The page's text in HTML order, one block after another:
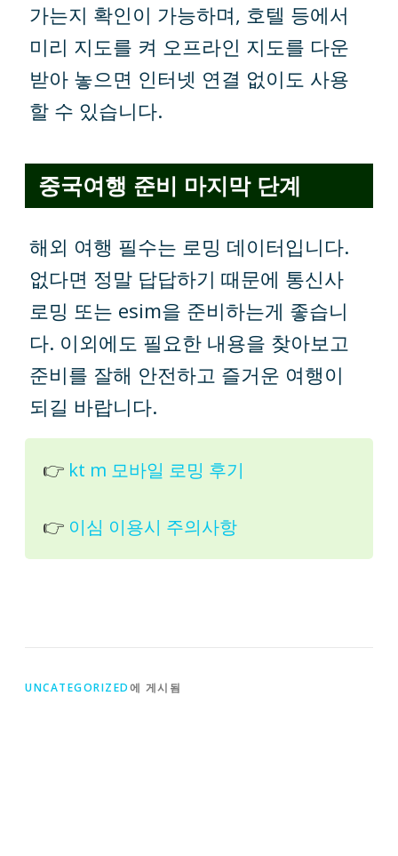
가는지 확인이 가능하며, 호텔 등에서
미리 지도를 켜 오프라인 지도를 다운
받아 놓으면 인터넷 연결 없이도 사용
할 수 있습니다.
중국여행 준비 마지막 단계
해외 여행 필수는 로밍 데이터입니다.
없다면 정말 답답하기 때문에 통신사
로밍 또는 esim을 준비하는게 좋습니
다. 이외에도 필요한 내용을 찾아보고
준비를 잘해 안전하고 즐거운 여행이
되길 바랍니다.
👉 kt m 모바일 로밍 후기
👉 이심 이용시 주의사항
UNCATEGORIZED에 게시됨